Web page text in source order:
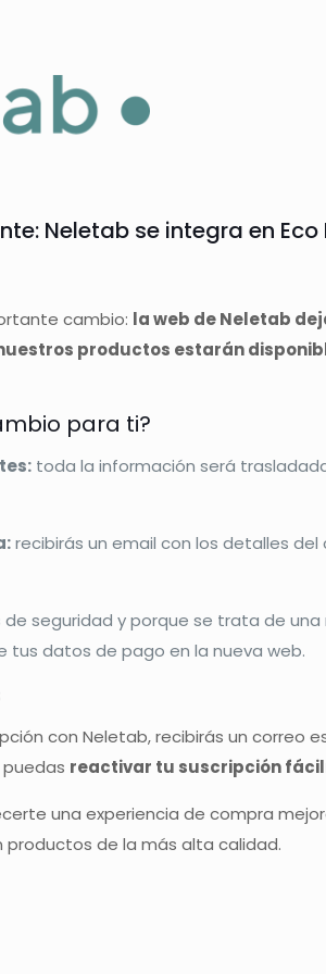
Neletab se integra en
cambio: la web de Neletab
productos estarán
para ti?
toda la información será
recibirás un email con los detalles del
seguridad y porque se trata de
tus datos de pago en la nueva web.
con Neletab, recibirás un correo
reactivar tu suscripción
una experiencia de compra
de la más alta calidad.